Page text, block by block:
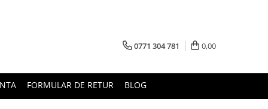
0771 304 781 0,00
FORMULAR DE RETUR BLOG